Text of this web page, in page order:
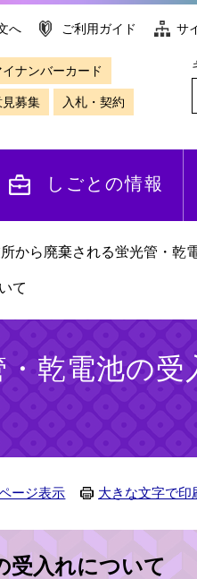
へ ご利用ガイド サ
イナンバーカード
見募集 入札・契約
しごとの情報
から廃棄される蛍光管・乾
て
乾電池の受
ージ表示 大きな文字で印
受入れについて